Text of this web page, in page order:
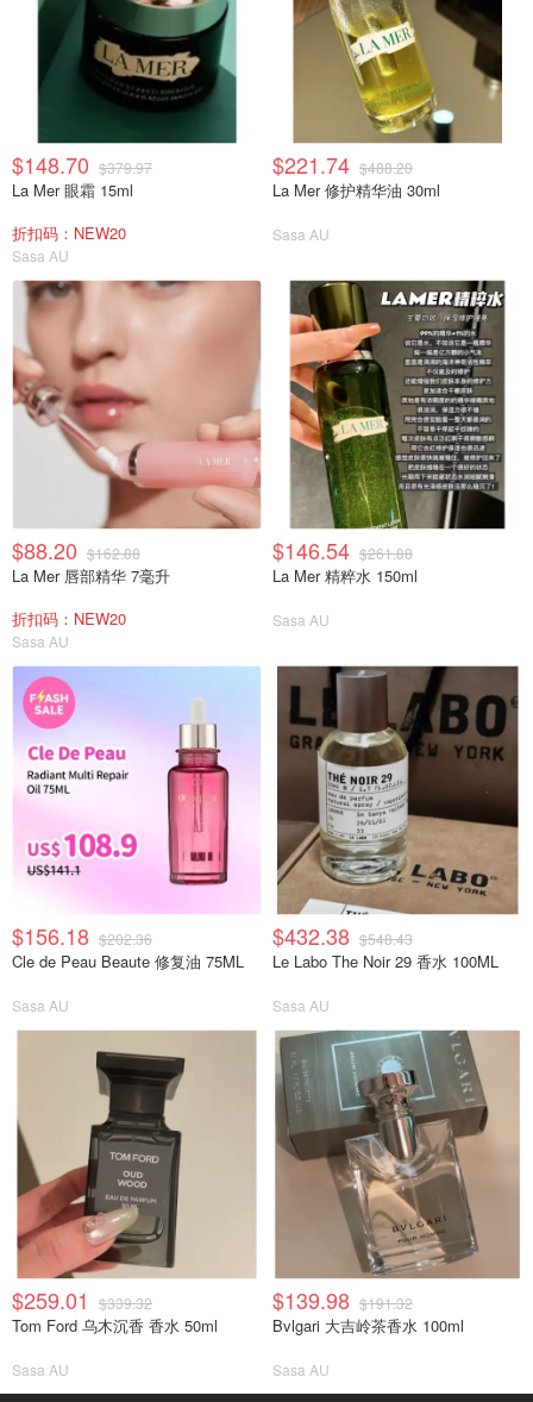
$148.70 $379.97
La Mer 眼霜 15ml
折扣码：NEW20
Sasa AU
$221.74 $488.20
La Mer 修护精华油 30ml
Sasa AU
$88.20 $162.88
La Mer 唇部精华 7毫升
折扣码：NEW20
Sasa AU
$146.54 $261.88
La Mer 精粹水 150ml
Sasa AU
$156.18 $202.36
Cle de Peau Beaute 修复油 75ML
Sasa AU
$432.38 $548.43
Le Labo The Noir 29 香水 100ML
Sasa AU
$259.01 $339.32
Tom Ford 乌木沉香 香水 50ml
Sasa AU
$139.98 $191.32
Bvlgari 大吉岭茶香水 100ml
Sasa AU